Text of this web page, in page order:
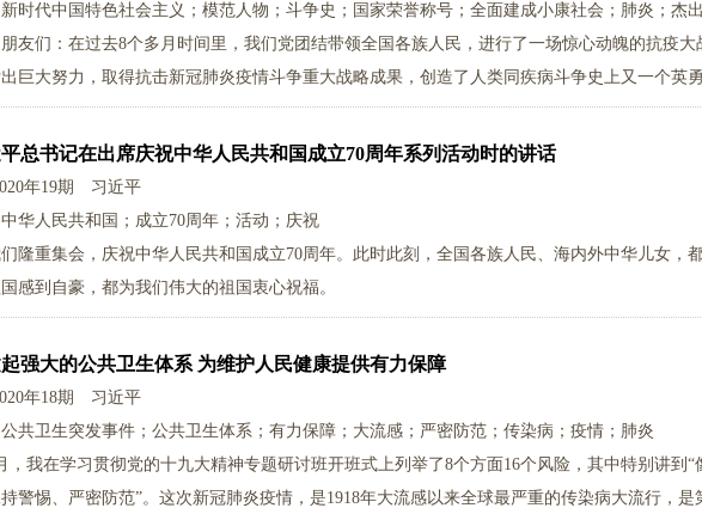
时代中国特色社会主义；模范人物；斗争史；国家荣誉称号；全面建成小康社会；肺炎；杰
朋友们：在过去8个多月时间里，我们党团结带领全国各族人民，进行了一场惊心动魄的抗疫
巨大努力，取得抗击新冠肺炎疫情斗争重大战略成果，创造了人类同疾病斗争史上又一个英勇
总书记在出席庆祝中华人民共和国成立70周年系列活动时的讲话
年19期
习近平
华人民共和国；成立70周年；活动；庆祝
隆重集会，庆祝中华人民共和国成立70周年。此时此刻，全国各族人民、海内外中华儿女，
感到自豪，都为我们伟大的祖国衷心祝福。
强大的公共卫生体系 为维护人民健康提供有力保障
年18期
习近平
共卫生突发事件；公共卫生体系；有力保障；大流感；严密防范；传染病；疫情；肺炎
，我在学习贯彻党的十九大精神专题研讨班开班式上列举了8个方面16个风险，其中特别讲到
警惕、严密防范”。这次新冠肺炎疫情，是1918年大流感以来全球最严重的传染病大流行，